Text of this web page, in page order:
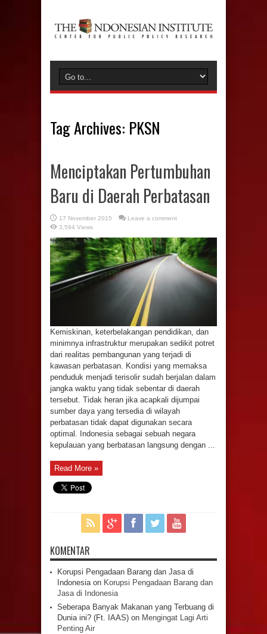
Tag Archives: PKSN
Menciptakan Pertumbuhan
Baru di Daerah Perbatasan
17 November 2015
Leave a comment
3,594 Views
Kemiskinan, keterbelakangan pendidikan, dan
minimnya infrastruktur merupakan sedikit potret
dari realitas pembangunan yang terjadi di
kawasan perbatasan. Kondisi yang memaksa
penduduk menjadi terisolir sudah berjalan dalam
jangka waktu yang tidak sebentar di daerah
tersebut. Tidak heran jika acapkali dijumpai
sumber daya yang tersedia di wilayah
perbatasan tidak dapat digunakan secara
optimal. Indonesia sebagai sebuah negara
kepulauan yang berbatasan langsung dengan ...
Read More »
KOMENTAR
Korupsi Pengadaan Barang dan Jasa di
Indonesiaon Korupsi Pengadaan Barang dan
Jasa di Indonesia
Seberapa Banyak Makanan yang Terbuang di
Dunia ini? (Ft. IAAS) on Mengingat Lagi Arti
Penting Air